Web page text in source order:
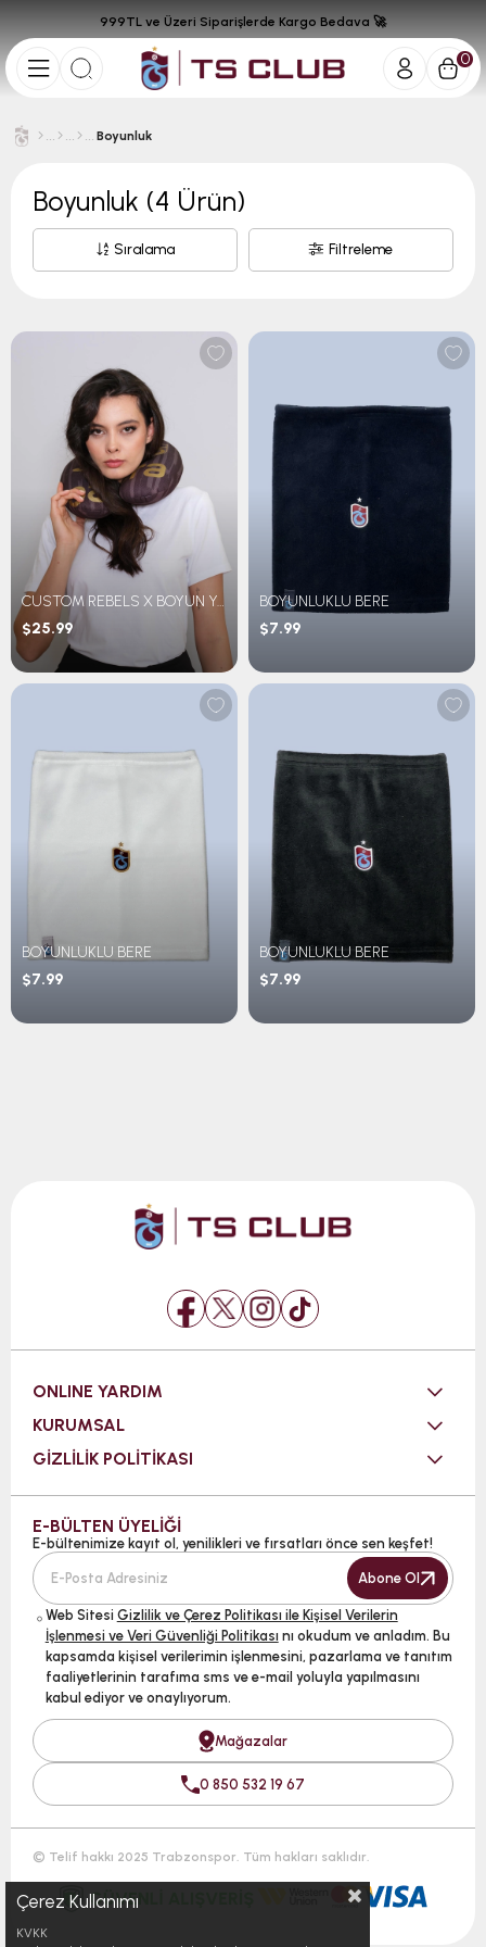
0
999TL ve Üzeri Siparişlerde Kargo Bedava 🚀
Boyunluk
Boyunluk (4 Ürün)
Filtreleme
Sıralama
CUSTOM REBELS X BOYUN YASTIĞI
$25.99
BOYUNLUKLU BERE
$7.99
BOYUNLUKLU BERE
$7.99
BOYUNLUKLU BERE
$7.99
ONLINE YARDIM
KURUMSAL
GİZLİLİK POLİTİKASI
E-BÜLTEN ÜYELİĞİ
E-bültenimize kayıt ol, yenilikleri ve fırsatları önce sen keşfet!
Abone Ol
Web Sitesi Gizlilik ve Çerez Politikası ile Kişisel Verilerin
İşlenmesi ve Veri Güvenliği Politikası nı okudum ve anladım. Bu
kapsamda kişisel verilerimin işlenmesini, pazarlama ve tanıtım
faaliyetlerinin tarafıma sms ve e-mail yoluyla yapılmasını
kabul ediyor ve onaylıyorum.
Mağazalar
0 850 532 19 67
© Telif hakkı 2025 Trabzonspor. Tüm hakları saklıdır.
Çerez Kullanımı
KVKK